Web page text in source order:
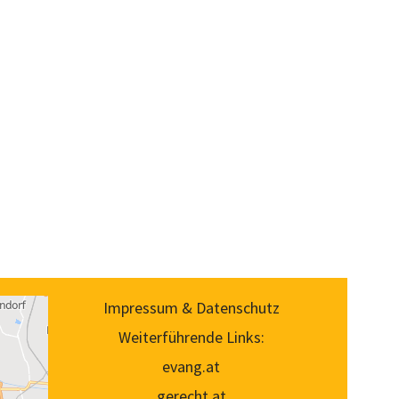
Impressum & Datenschutz
Weiterführende Links:
evang.at